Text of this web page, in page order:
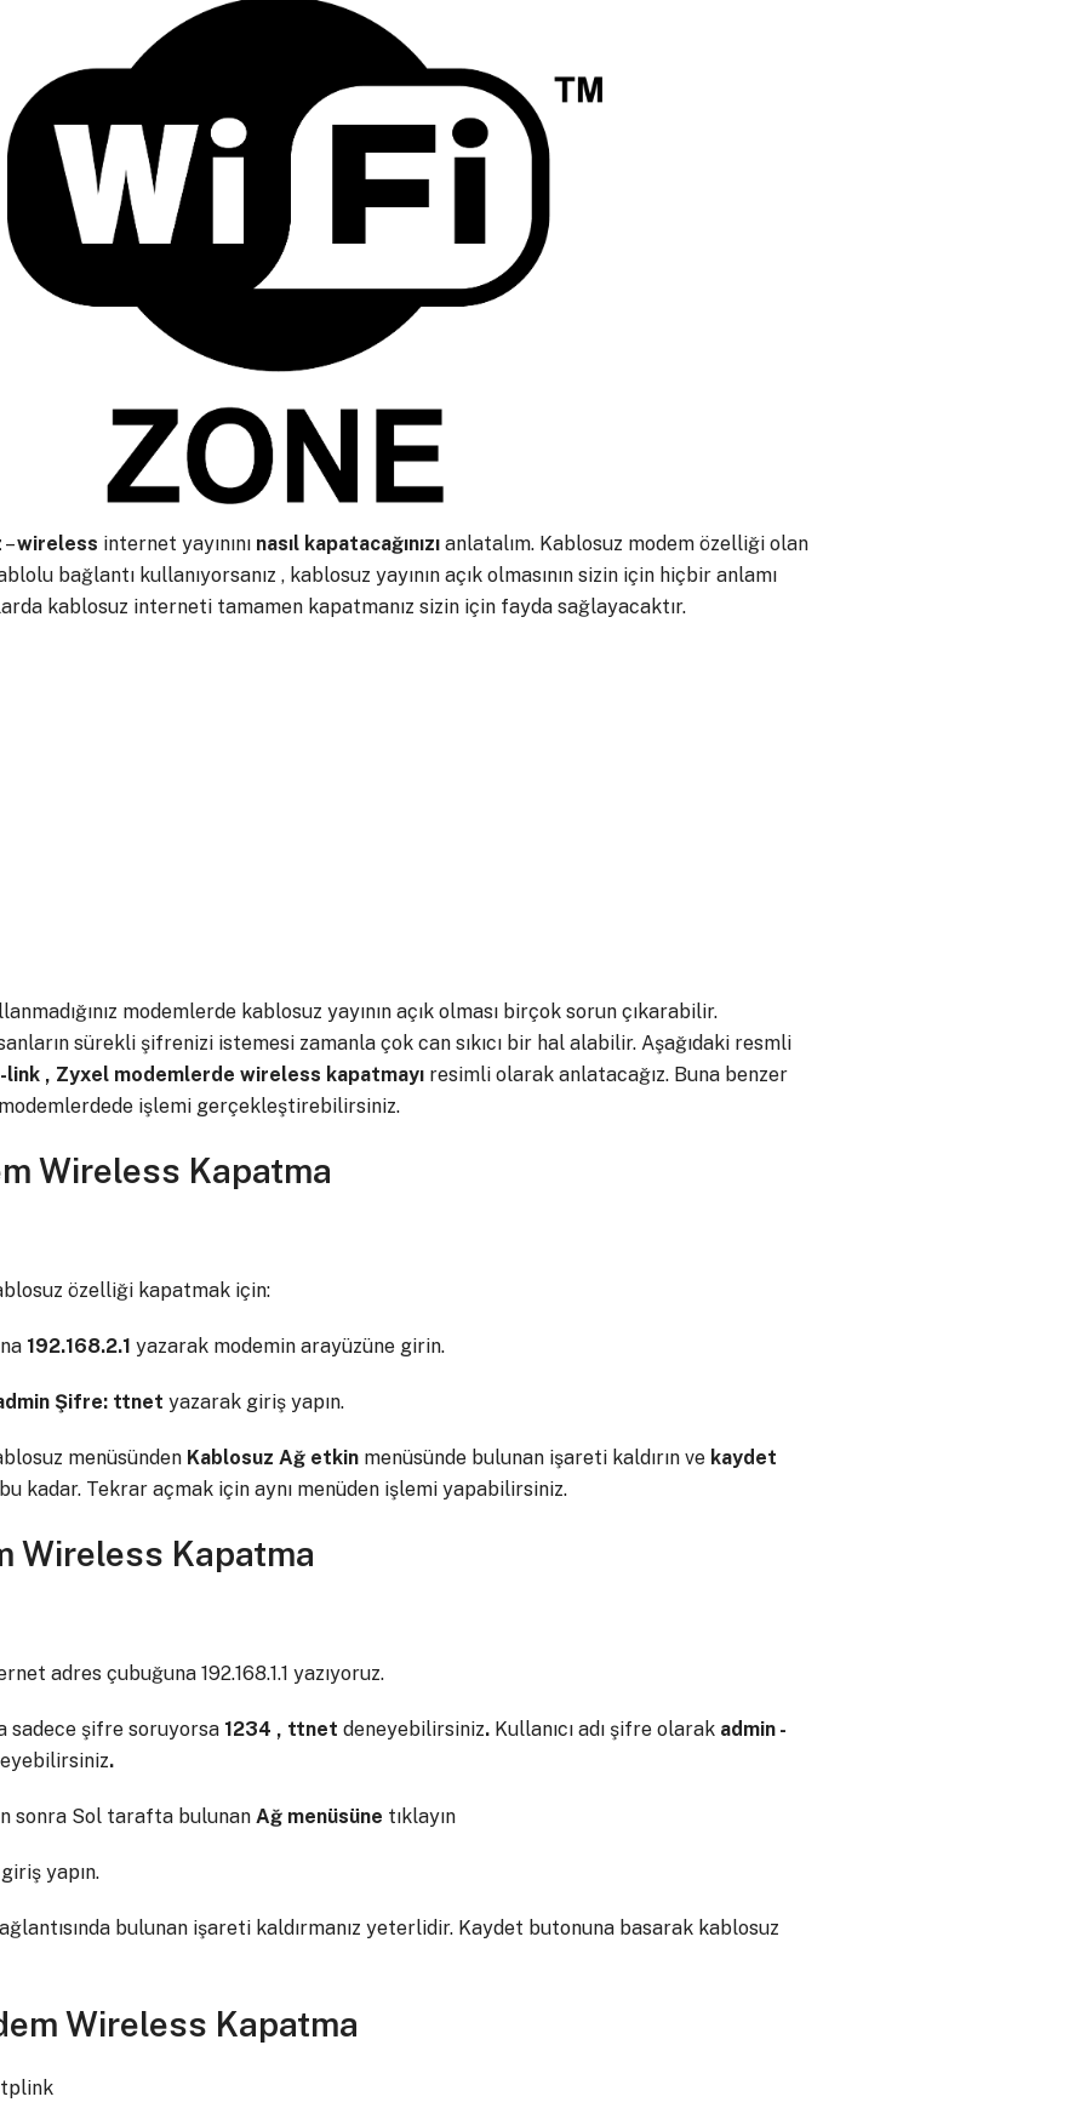
–wireless internet yayınını nasıl kapatacağınızıanlatalım. Kablosuz modem özelliği olan
bağlantı kullanıyorsanız , kablosuz yayının açık olmasının sizin için hiçbir anlamı
kablosuz interneti tamamen kapatmanız sizin için fayda sağlayacaktır.
modemlerde kablosuz yayının açık olması birçok sorun çıkarabilir.
sürekli şifrenizi istemesi zamanla çok can sıkıcı bir hal alabilir. Aşağıdaki resmli
, Zyxel modemlerde wireless kapatmayıresimli olarak anlatacağız. Buna benzer
işlemi gerçekleştirebilirsiniz.
Wireless Kapatma
özelliği kapatmak için:
192.168.2.1 yazarak modemin arayüzüne girin.
admin Şifre: ttnet yazarak giriş yapın.
menüsünden Kablosuz Ağ etkinmenüsünde bulunan işareti kaldırın ve kaydet
kadar. Tekrar açmak için aynı menüden işlemi yapabilirsiniz.
Wireless Kapatma
adres çubuğuna 192.168.1.1 yazıyoruz.
sadece şifre soruyorsa 1234 , ttnet deneyebilirsiniz. Kullanıcı adı şifre olarakadmin -
.
sonra Sol tarafta bulunan Ağ menüsüne tıklayın
giriş yapın.
bulunan işareti kaldırmanız yeterlidir. Kaydet butonuna basarak kablosuz
Wireless Kapatma